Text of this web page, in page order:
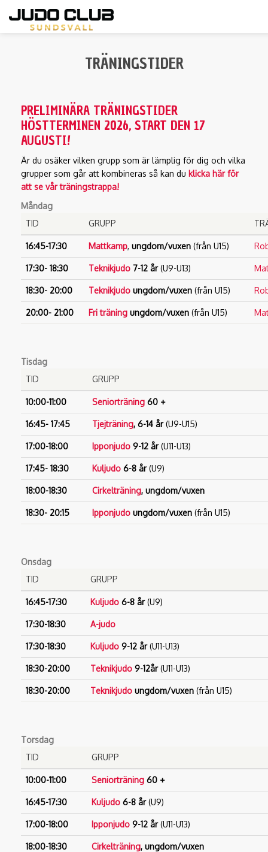
TRÄNINGSTIDER
PRELIMINÄRA TRÄNINGSTIDER
HÖSTTERMINEN 2026, START DEN 17
AUGUSTI!
Är du osäker vilken grupp som är lämplig för dig och vilka
grupper som går att kombineras så kan du klicka här för
att se vår träningstrappa!
Måndag
TID
GRUPP
16:45-17:30 Mattkamp, ungdom/vuxen (från U15)
17:30- 18:30 Teknikjudo 7-12 år(U9-U13)
18:30- 20:00 Teknikjudo ungdom/vuxen (från U15)
20:00- 21:00 Fri träning ungdom/vuxen (från U15)
Tisdag
TID
GRUPP
10:00-11:00 Seniorträning 60 +
16:45- 17:45 Tjejträning, 6-14 år(U9-U15)
17:00-18:00 Ipponjudo 9-12 år(U11-U13)
17:45- 18:30 Kuljudo 6-8 år(U9)
18:00-18:30 Cirkelträning, ungdom/vuxen
18:30- 20:15 Ipponjudo ungdom/vuxen (från U15)
Onsdag
TID
GRUPP
16:45-17:30 Kuljudo 6-8 år(U9)
17:30-18:30 A-judo
17:30-18:30 Kuljudo 9-12 år(U11-U13)
18:30-20:00 Teknikjudo 9-12år(U11-U13)
18:30-20:00 Teknikjudo ungdom/vuxen (från U15)
Torsdag
TID
GRUPP
10:00-11:00 Seniorträning 60 +
16:45-17:30 Kuljudo 6-8 år(U9)
17:00-18:00 Ipponjudo 9-12 år(U11-U13)
18:00-18:30 Cirkelträning, ungdom/vuxen